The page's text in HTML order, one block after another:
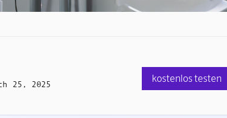
25, 2025
kostenlos testen